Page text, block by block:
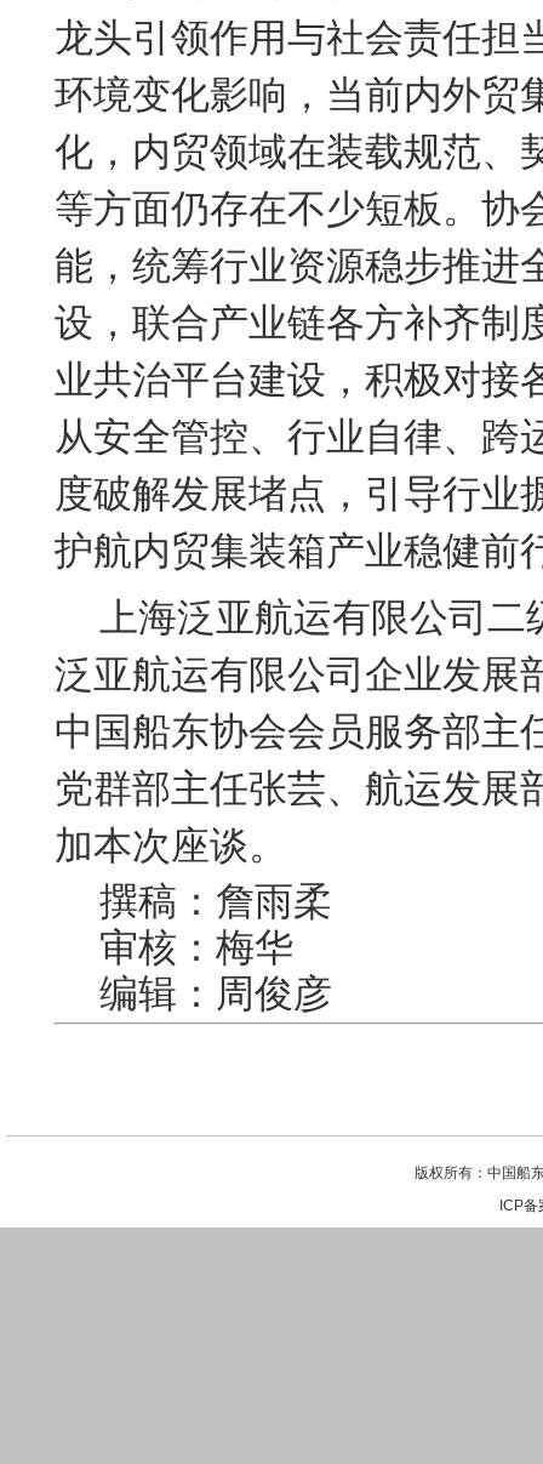
龙头引领作用与社会责任担
环境变化影响，当前内外贸
化，内贸领域在装载规范、
等方面仍存在不少短板。协
能，统筹行业资源稳步推进
设，联合产业链各方补齐制
业共治平台建设，积极对接
从安全管控、行业自律、跨
度破解发展堵点，引导行业
护航内贸集装箱产业稳健前
上海泛亚航运有限公司二
泛亚航运有限公司企业发展
中国船东协会会员服务部主
党群部主任张芸、航运发展
加本次座谈。
撰稿：詹雨柔
审核：梅华
编辑：周俊彦
版权所有：中国船
ICP